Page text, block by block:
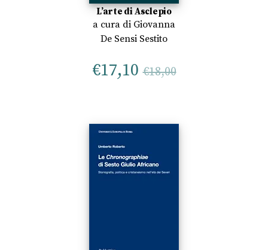
L’arte di Asclepio
a cura di Giovanna
De Sensi Sestito
€17,10 €18,00